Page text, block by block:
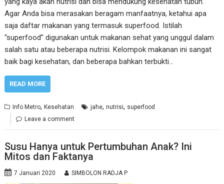
Agar Anda bisa merasakan beragam manfaatnya, ketahui apa
saja daftar makanan yang termasuk superfood. Istilah
“superfood” digunakan untuk makanan sehat yang unggul dalam
salah satu atau beberapa nutrisi. Kelompok makanan ini sangat
baik bagi kesehatan, dan beberapa bahkan terbukti…
READ MORE
Info Metro,Kesehatan jahe,nutrisi, superfood
Leave a comment
Susu Hanya untuk Pertumbuhan Anak? Ini
Mitos dan Faktanya
7 Januari 2020 SIMBOLON RADJA P